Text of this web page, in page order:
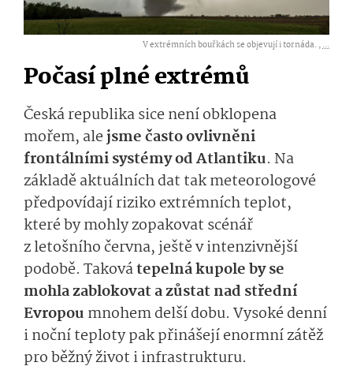
V extrémních bouřkách se objevují i tornáda. ,...
Počasí plné extrémů
Česká republika sice není obklopena
mořem, alejsme často ovlivněni
frontálními systémy od Atlantiku. Na
základě aktuálních dat tak meteorologové
předpovídají riziko extrémních teplot,
které by mohly zopakovat scénář
z letošního června, ještě v intenzivnější
podobě. Takovátepelná kupole by se
mohla zablokovat a zůstat nad střední
Evropou mnohem delší dobu. Vysoké denní
i noční teploty pak přinášejí enormní zátěž
pro běžný život i infrastrukturu.